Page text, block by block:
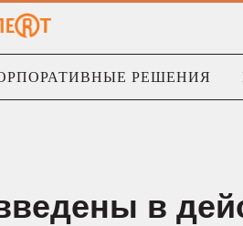
РЕШЕНИЯ
в